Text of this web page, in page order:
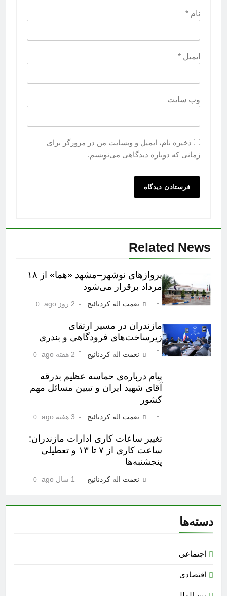
نام *
ایمیل *
وب‌ سایت
ذخیره نام، ایمیل و وبسایت من در مرورگر برای
زمانی که دوباره دیدگاهی می‌نویسم.
Related News
پروازهای نوشهر–مشهد «هما» از ۱۸
مرداد برقرار می‌شود
نعمت اله کردنائیج 2 روز ago 0
مازندران در مسیر ارتقای
زیرساخت‌های فرودگاهی و بندری
نعمت اله کردنائیج 2 هفته ago 0
پیام درباره‌ی حماسه عظیم بدرقه
آقای شهید ایران و تبیین مسائل مهم
کشور
نعمت اله کردنائیج 3 هفته ago 0
تغییر ساعات کاری ادارات مازندران:
ساعت کاری از ۷ تا ۱۳ و تعطیلی
پنجشنبه‌ها
نعمت اله کردنائیج 1 سال ago 0
دسته‌ها
اجتماعی
اقتصادی